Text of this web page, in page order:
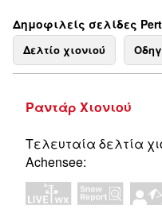
Δημοφιλείς σελίδες
Δελτίο χιονιού
Ραντάρ Χιονιού
Τελευταία δελτία
Achensee: